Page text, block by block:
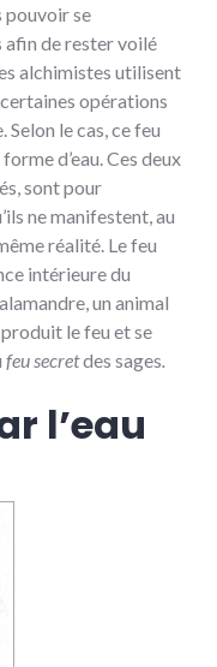
pouvoir se
afin de rester voilé
alchimistes utilisent
opérations
le cas, ce feu
d’eau. Ces deux
sont pour
ne manifestent, au
réalité. Le feu
intérieure du
un animal
le feu et se
feu secretdes sages
l’eau